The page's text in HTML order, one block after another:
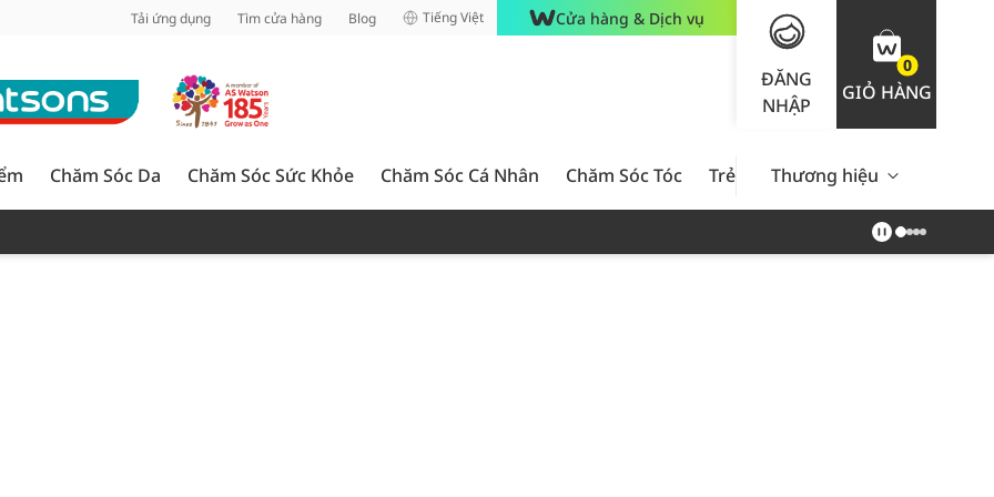
Tải ứng dụng Tìm cửa hàng Blog Tiếng Việt Cửa hàng & Dịch vụ
ĐĂNG
NHẬP
0
GIỎ HÀNG
Chăm Sóc Da Chăm Sóc Sức Khỏe Chăm Sóc Cá Nhân Chăm Sóc Tóc Trẻ Em Nam Giới Chăm Sóc
Thương hiệu